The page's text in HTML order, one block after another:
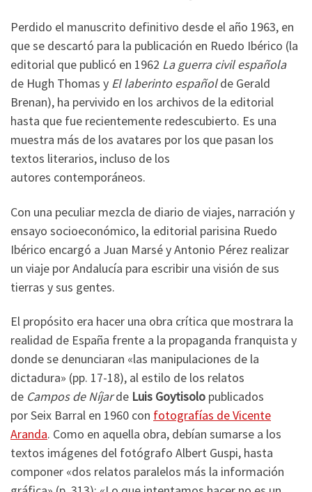
Perdido el manuscrito definitivo desde el año 1963, en
que se descartó para la publicación en Ruedo Ibérico (la
editorial que publicó en 1962 La guerra civil española
de Hugh Thomas y El laberinto españolde Gerald
Brenan), ha pervivido en los archivos de la editorial
hasta que fue recientemente redescubierto. Es una
muestra más de los avatares por los que pasan los
textos literarios, incluso de los
autores contemporáneos.
Con una peculiar mezcla de diario de viajes, narración y
ensayo socioeconómico, la editorial parisina Ruedo
Ibérico encargó a Juan Marsé y Antonio Pérez realizar
un viaje por Andalucía para escribir una visión de sus
tierras y sus gentes.
El propósito era hacer una obra crítica que mostrara la
realidad de España frente a la propaganda franquista y
donde se denunciaran «las manipulaciones de la
dictadura» (pp. 17-18), al estilo de los relatos
de Campos de Níjarde Luis Goytisolo publicados
por Seix Barral en 1960 con fotografías de Vicente
Aranda. Como en aquella obra, debían sumarse a los
textos imágenes del fotógrafo Albert Guspi, hasta
componer «dos relatos paralelos más la información